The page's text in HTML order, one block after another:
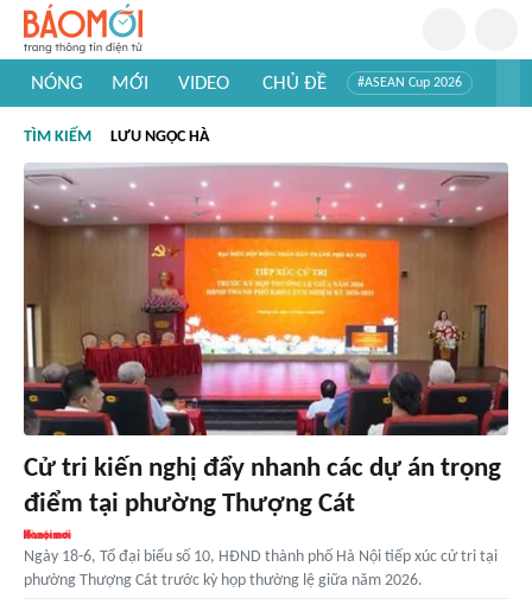
NÓNG MỚI VIDEO CHỦ ĐỀ #ASEAN Cup 2026
#Khám phá thế giới
TÌM KIẾM LƯU NGỌC HÀ
Cử tri kiến nghị đẩy nhanh các dự án trọng
điểm tại phường Thượng Cát
Ngày 18-6, Tổ đại biểu số 10, HĐND thành phố Hà Nội tiếp xúc cử tri tại
phường Thượng Cát trước kỳ họp thường lệ giữa năm 2026.